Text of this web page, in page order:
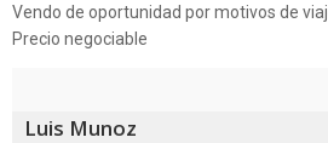
Vendo de oportunidad por motivos de
Precio negociable
Luis Munoz